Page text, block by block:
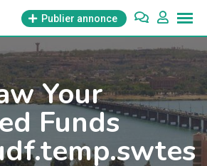
Publier annonce
Your
Funds